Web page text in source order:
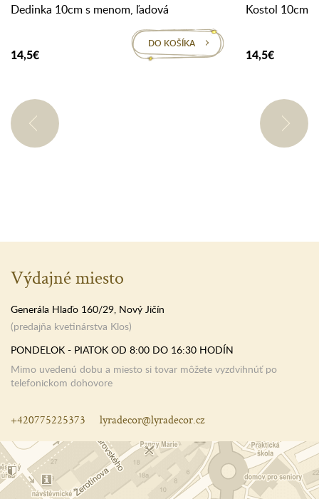
Dedinka 10cm s menom, ľadová
14,5€
DO KOŠÍKA
Kostol 10cm
14,5€
Výdajné miesto
Generála Hlaďo 160/29, Nový Jičín
(predajňa kvetinárstva Klos)
PONDELOK - PIATOK OD 8:00 DO 16:30 HODÍN
Mimo uvedenú dobu a miesto si tovar môžete vyzdvihnúť po
telefonickom dohovore
+420775225373 lyradecor@lyradecor.cz